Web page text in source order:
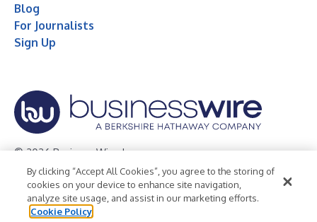
Blog
For Journalists
Sign Up
© 2026 Business Wire, Inc.
Privacy Policy Cookie Policy
Accessibility Statement
Terms of Use
Legal
By clicking “Accept All Cookies”, you agree to the storing of
cookies on your device to enhance site navigation,
analyze site usage, and assist in our marketing efforts.
Cookie Policy